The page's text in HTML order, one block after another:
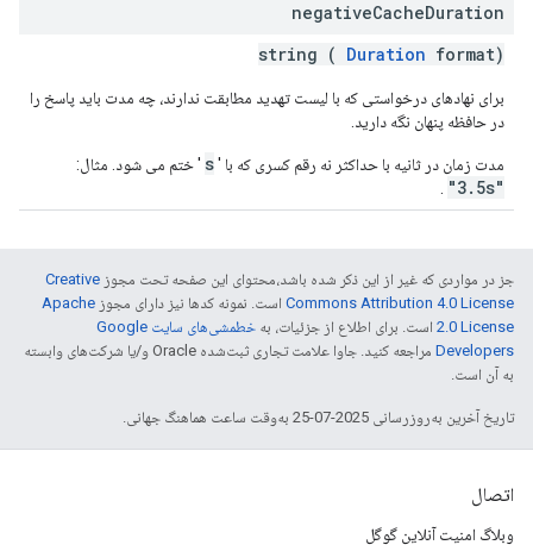
negativeCacheDuration
string ( Duration format)
برای نهادهای درخواستی که با لیست تهدید مطابقت ندارند، چه مدت باید پاسخ را
در حافظه پنهان نگه دارید.
مدت زمان در ثانیه با حداکثر نه رقم کسری که با 's ' ختم می شود. مثال:
"3.5s"
جز در مواردی که غیر از این ذکر شده باشد،‌محتوای این صفحه تحت مجوز Creative
Commons Attribution 4.0 License است. نمونه کدها نیز دارای مجوز Apache
2.0 License است. برای اطلاع از جزئیات، به
خطمشی‌های سایت Google
Developers‏
مراجعه کنید. جاوا علامت تجاری ثبت‌شده Oracle و/یا شرکت‌های وابسته
به آن است.
تاریخ آخرین به‌روزرسانی 2025-07-25 به‌وقت ساعت هماهنگ جهانی.
اتصال
وبلاگ امنیت آنلاین گوگل